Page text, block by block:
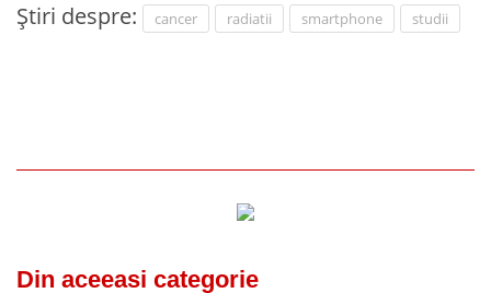
Știri despre:
cancer radiatii smartphone studii
Din aceeasi categorie